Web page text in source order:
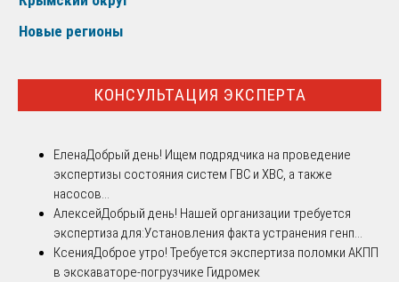
Новые регионы
КОНСУЛЬТАЦИЯ ЭКСПЕРТА
ЕленаДобрый день! Ищем подрядчика на проведение
экспертизы состояния систем ГВС и ХВС, а также
насосов...
АлексейДобрый день! Нашей организации требуется
экспертиза для:Установления факта устранения генп...
КсенияДоброе утро! Требуется экспертиза поломки АКПП
в экскаваторе-погрузчике Гидромек